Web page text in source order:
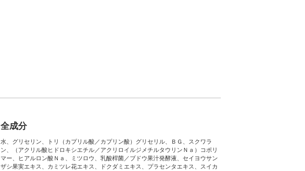
全成分
水、グリセリン、トリ（カプリル酸／カプリン酸）グリセリル、ＢＧ、スクワラ
ン、（アクリル酸ヒドロキシエチル／アクリロイルジメチルタウリンＮａ）コポリ
マー、ヒアルロン酸Ｎａ、ミツロウ、乳酸桿菌／ブドウ果汁発酵液、セイヨウサン
ザシ果実エキス、カミツレ花エキス、ドクダミエキス、プラセンタエキス、スイカ